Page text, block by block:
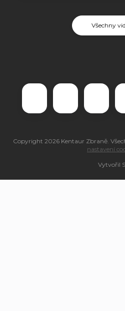
Všechny
Vytvořil
Copyright 2026 Kentaur Zbraně .
nastavení